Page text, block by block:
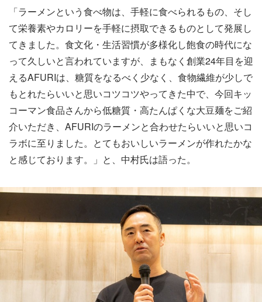
「ラーメンという食べ物は、手軽に食べられるもの、そし
て栄養素やカロリーを手軽に摂取できるものとして発展し
てきました。食文化・生活習慣が多様化し飽食の時代にな
って久しいと言われていますが、まもなく創業24年目を迎
えるAFURIは、糖質をなるべく少なく、食物繊維が少しで
もとれたらいいと思いコツコツやってきた中で、今回キッ
コーマン食品さんから低糖質・高たんぱくな大豆麺をご紹
介いただき、AFURIのラーメンと合わせたらいいと思いコ
ラボに至りました。とてもおいしいラーメンが作れたかな
と感じております。」と、中村氏は語った。